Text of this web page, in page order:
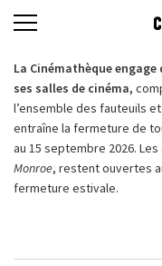
La Cinémathèque
ses salles de cinéma,
l’ensemble des fauteuils
entraîne la fermeture de
au 15 septembre 2026.
Monroe, restent ouvertes
fermeture estivale.